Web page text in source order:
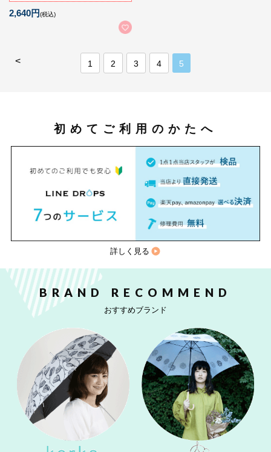
2,640円(税込)
< 1 2 3 4 5
初めてご利用のかたへ
詳しく見る
BRAND RECOMMEND
おすすめブランド